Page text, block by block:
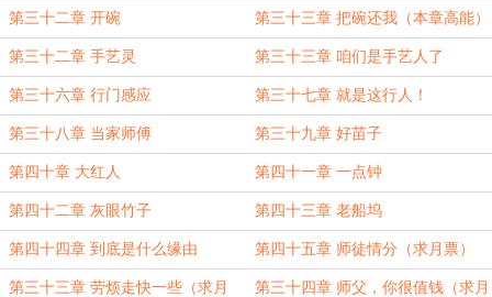
第三十二章 开碗 第三十三章 把碗还我（本章高能）
第三十二章 手艺灵 第三十三章 咱们是手艺人了
第三十六章 行门感应 第三十七章 就是这行人！
第三十八章 当家师傅 第三十九章 好苗子
第四十章 大红人 第四十一章 一点钟
第四十二章 灰眼竹子 第四十三章 老船坞
第四十四章 到底是什么缘由 第四十五章 师徒情分（求月票）
第三十三章 劳烦走快一些（求月 第三十四章 师父，你很值钱（求月